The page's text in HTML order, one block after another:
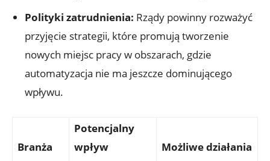
Polityki zatrudnienia: Rządy powinny rozważyć
przyjęcie strategii, które⁣ promują tworzenie
nowych miejsc pracy w obszarach, gdzie
automatyzacja nie ma jeszcze dominującego
wpływu.
Branża
Potencjalny
wpływ
Możliwe działania